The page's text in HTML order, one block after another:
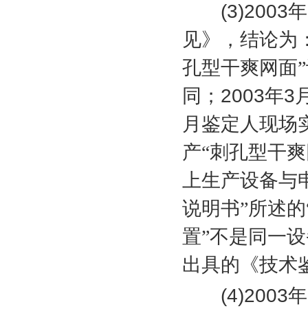
(3)2003年
见》，结论为
孔型干爽网面
同； 2003年3
月鉴定人现场
产“刺孔型干
上生产设备
说明书”所述
置”不是同一
出具的《技术
(4)2003年